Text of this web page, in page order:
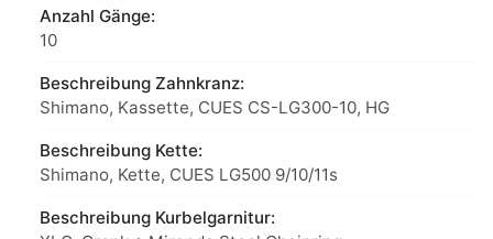
Anzahl Gänge:
10
Beschreibung Zahnkranz:
Shimano, Kassette, CUES CS-LG300-10, HG
Beschreibung Kette:
Shimano, Kette, CUES LG500 9/10/11s
Beschreibung Kurbelgarnitur: